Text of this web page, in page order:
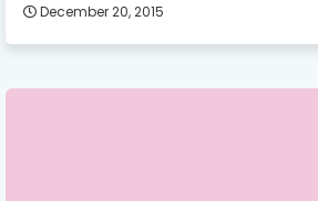
December 20, 2015